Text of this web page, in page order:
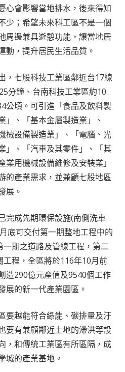
心會影響當地排水，後來得知
少；希望未來科工區不是一個
周邊兼具遊憩功能，讓當地居
動，提升居民生活品質。
，七股科技工業區鄰近台17線
分鐘、台南科技工業區約10
公頃。可引進「食品及飲料製
」、「基本金屬製造業」、
械設備製造業」、「電腦、光
」、「汽車及其零件」、「其
用機械設備維修及安裝業」
的產業需求，並兼顧七股地區
展。
完成先期環保設施(南側洗車
底可交付第一期整地工程中的
期之道路及管線工程，第二
程，全區將於116年10月前
造290億元產值及9540個工作
展的新一代產業園區。
要越能符合綠能、碳排量及汙
要有兼顧鄰近土地的滯洪等設
，和傳統工業區有所區隔，成
城的產業基地。